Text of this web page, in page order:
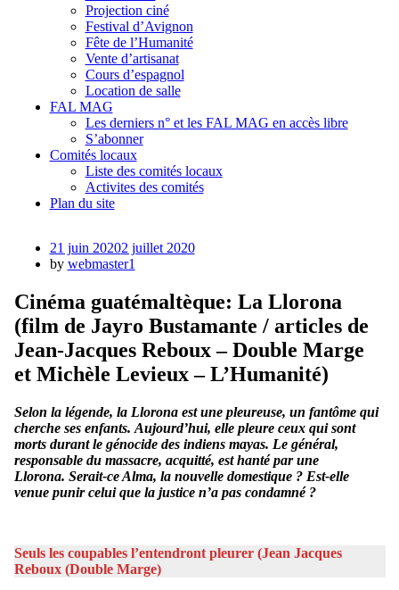
Projection ciné
Festival d’Avignon
Fête de l’Humanité
Vente d’artisanat
Cours d’espagnol
Location de salle
FAL MAG
Les derniers n° et les FAL MAG en accès libre
S’abonner
Comités locaux
Liste des comités locaux
Activites des comités
Plan du site
Posted
on
21 juin 20202 juillet 2020
by webmaster1
Cinéma guatémaltèque: La Llorona
(film de Jayro Bustamante / articles de
Jean-Jacques Reboux – Double Marge
et Michèle Levieux – L’Humanité)
Selon la légende, la Llorona est une pleureuse, un fantôme qui
cherche ses enfants. Aujourd’hui, elle pleure ceux qui sont
morts durant le génocide des indiens mayas. Le général,
responsable du massacre, acquitté, est hanté par une
Llorona. Serait-ce Alma, la nouvelle domestique ? Est-elle
venue punir celui que la justice n’a pas condamné ?
Seuls les coupables l’entendront pleurer (Jean Jacques
Reboux (Double Marge)